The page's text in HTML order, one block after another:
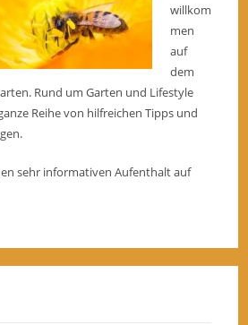
willkom
men
auf
dem
Rund um Garten und Lifestyle
Reihe von hilfreichen Tipps und
sehr informativen Aufenthalt auf